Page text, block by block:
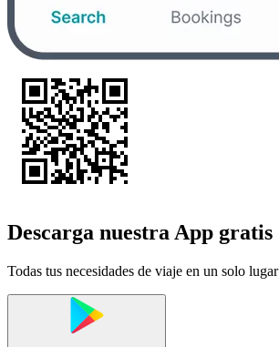
Descarga nuestra App gratis
Todas tus necesidades de viaje en un solo lugar